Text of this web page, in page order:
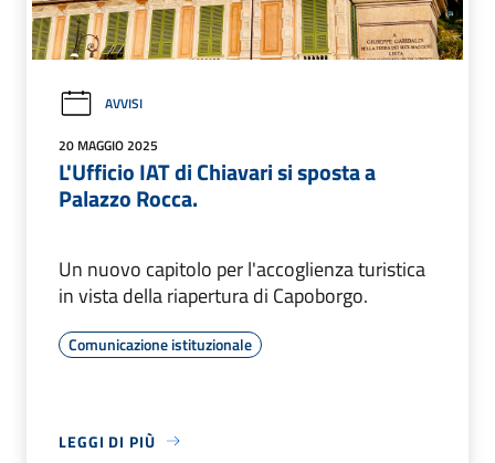
AVVISI
20 MAGGIO 2025
L'Ufficio IAT di Chiavari si sposta a
Palazzo Rocca.
Un nuovo capitolo per l'accoglienza turistica
in vista della riapertura di Capoborgo.
Comunicazione istituzionale
LEGGI DI PIÙ